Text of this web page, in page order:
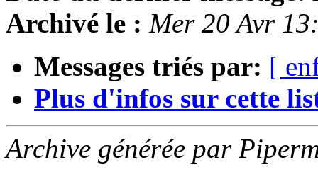
Archivé le : Mer 20 Avr
Messages triés par: [
Plus d'infos sur cette
Archive générée par